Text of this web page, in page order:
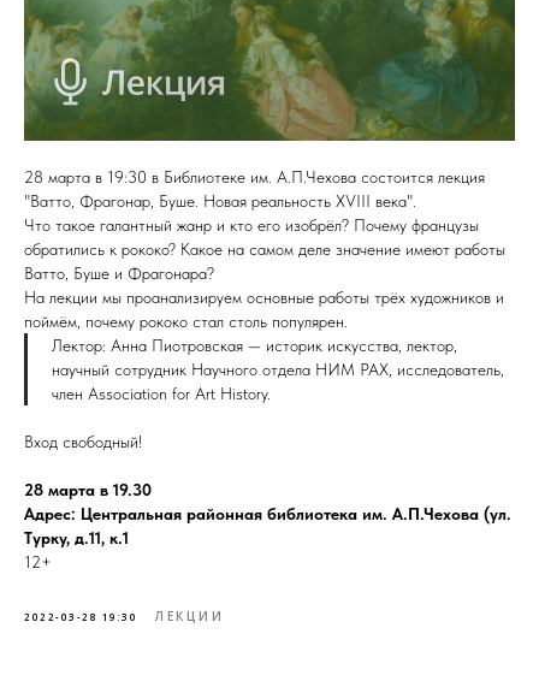
28 марта в 19:30 в Библиотеке им. А.П.Чехова состоится лекция
"Ватто, Фрагонар, Буше. Новая реальность XVIII века".
Что такое галантный жанр и кто его изобрёл? Почему французы
обратились к рококо? Какое на самом деле значение имеют работы
Ватто, Буше и Фрагонара?
На лекции мы проанализируем основные работы трёх художников и
поймём, почему рококо стал столь популярен.
Лектор: Анна Пиотровская — историк искусства, лектор,
научный сотрудник Научного отдела НИМ РАХ, исследователь,
член Association for Art History.
Вход свободный!
28 марта в 19.30
Адрес: Центральная районная библиотека им. А.П.Чехова (ул.
Турку, д.11, к.1
12+
2022-03-28 19:30 ЛЕКЦИИ